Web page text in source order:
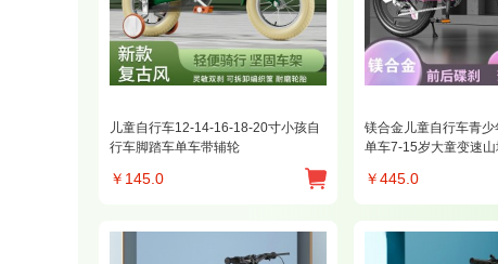
儿童自行车12-14-16-18-20寸小孩自
行车脚踏车单车带辅轮
￥ 145.0
镁合金儿童自行车青
单车7-15岁大童变速
￥445.0